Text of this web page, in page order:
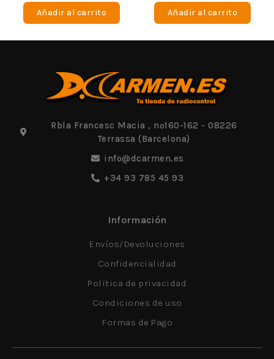
Añadir al carrito Añadir al carrito
Rbla Francesc Macia , nº160-162 - 08226
Terrassa (Barcelona)
info@dcarmen.es
+34 93 785 45 93
Información
Envíos/Devoluciones
Confidencialidad
Política de privacidad
Condiciones de uso
Formas de Pago